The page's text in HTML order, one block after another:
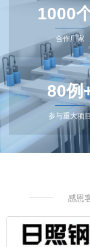
1000
合作厂家
80例
参与重大项目
感恩